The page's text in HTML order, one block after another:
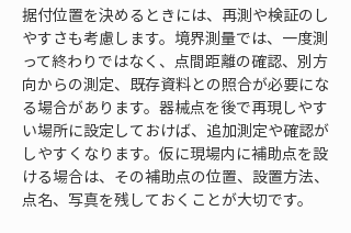
据付位置を決めるときには、再測や検証のし
やすさも考慮します。境界測量では、一度測
って終わりではなく、点間距離の確認、別方
向からの測定、既存資料との照合が必要にな
る場合があります。器械点を後で再現しやす
い場所に設定しておけば、追加測定や確認が
しやすくなります。仮に現場内に補助点を設
ける場合は、その補助点の位置、設置方法、
点名、写真を残しておくことが大切です。